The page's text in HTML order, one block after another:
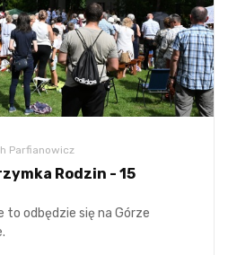
Parfianowicz
Rodzin - 15
to odbędzie się na Górze